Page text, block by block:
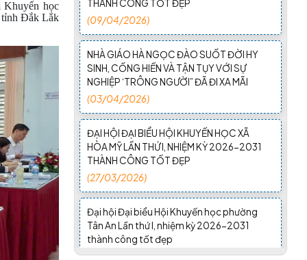
học
tỉnh Đắk Lắk
NGHIỆP ‘TRÔNG NGƯỜI” ĐÃ ĐI XA MÃI
ĐẠI HỘI ĐẠI BIỂU HỘI KHUYẾN HỌC XÃ
HÒA MỸ LẦN THỨ I, NHIỆM KỲ 2026-2031
THÀNH CÔNG TỐT ĐẸP
Đại hội Đại biểu Hội Khuyến học phường
Tân An Lần thứ I, nhiệm kỳ 2026-2031
Đại hội Đại biểu Hội Khuyến học xã Ea Rốk
lần thứ nhất, nhiệm kỳ 2026-2031 thành
công tốt đẹp